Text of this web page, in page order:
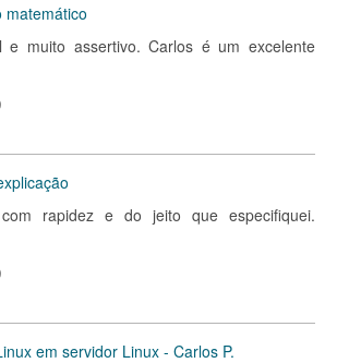
matemático
e muito assertivo. Carlos é um excelente
rapidez e do jeito que especifiquei.
em servidor Linux - Carlos P.